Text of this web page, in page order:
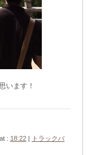
います！
: 18:22 |
トラックバ